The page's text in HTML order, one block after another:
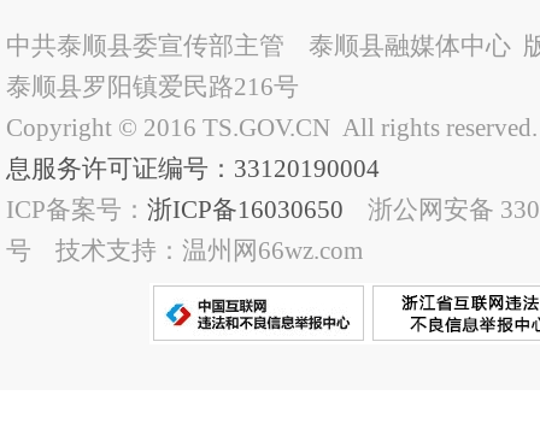
中共泰顺县委宣传部主管 泰顺县融媒体中心
泰顺县罗阳镇爱民路216号
Copyright © 2016 TS.GOV.CN All rights
息服务许可证编号：33120190004
ICP备案号： 浙ICP备16030650 浙公网安备
号 技术支持：温州网66wz.com